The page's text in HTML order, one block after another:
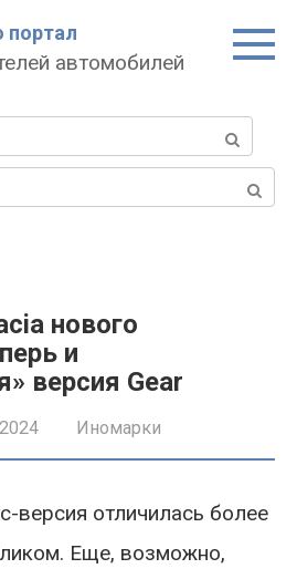
портал
автомобилей
нового
и
версия Gear
Иномарки
версия отличилась более
Еще, возможно,